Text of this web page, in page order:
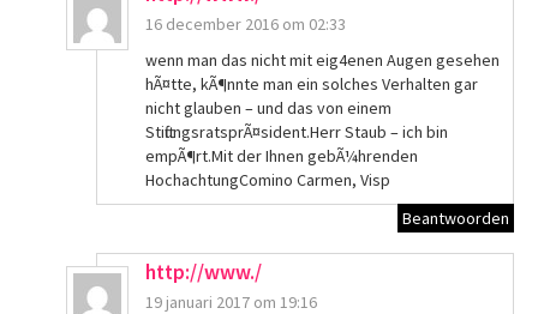
16 december 2016 om 02:33
wenn man das nicht mit eig4enen Augen gesehen
hÃ¤tte, kÃ¶nnte man ein solches Verhalten gar
nicht glauben – und das von einem
StiftungsratsprÃ¤sident.Herr Staub – ich bin
empÃ¶rt.Mit der Ihnen gebÃ¼hrenden
HochachtungComino Carmen, Visp
Beantwoorden
http://www./
19 januari 2017 om 19:16